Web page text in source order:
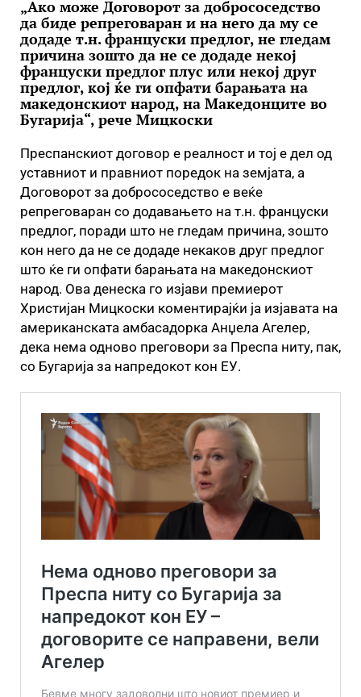
„Ако може Договорот за добрососедство
да биде репреговаран и на него да му се
додаде т.н. француски предлог, не гледам
причина зошто да не се додаде некој
француски предлог плус или некој друг
предлог, кој ќе ги опфати барањата на
македонскиот народ, на Македонците во
Бугарија“, рече Мицкоски
Преспанскиот договор е реалност и тој е дел од
уставниот и правниот поредок на земјата, а
Договорот за добрососедство е веќе
репреговаран со додавањето на т.н. француски
предлог, поради што не гледам причина, зошто
кон него да не се додаде некаков друг предлог
што ќе ги опфати барањата на македонскиот
народ. Ова денеска го изјави премиерот
Христијан Мицкоски коментирајќи ја изјавата на
американската амбасадорка Анџела Агелер,
дека нема одново преговори за Преспа ниту, пак,
со Бугарија за напредокот кон ЕУ.